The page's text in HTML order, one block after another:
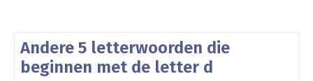
Andere 5 letterwoorden die
beginnen met de letter d